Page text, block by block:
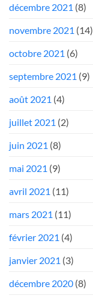
décembre 2021 (8)
novembre 2021 (14)
octobre 2021 (6)
septembre 2021 (9)
août 2021 (4)
juillet 2021 (2)
juin 2021 (8)
mai 2021 (9)
avril 2021 (11)
mars 2021 (11)
février 2021 (4)
janvier 2021 (3)
décembre 2020 (8)